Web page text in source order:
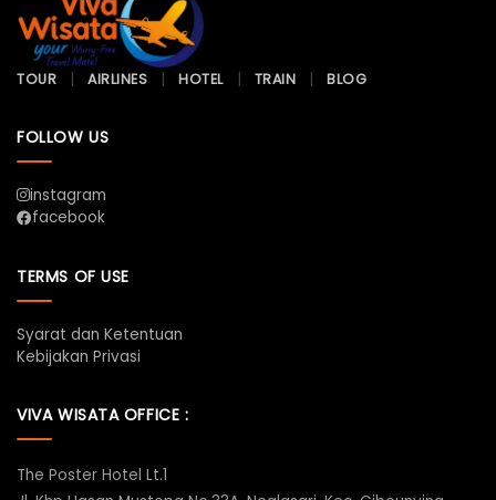
TOUR AIRLINES HOTEL TRAIN BLOG
FOLLOW US
instagram
facebook
TERMS OF USE
Syarat dan Ketentuan
Kebijakan Privasi
VIVA WISATA OFFICE :
The Poster Hotel Lt.1